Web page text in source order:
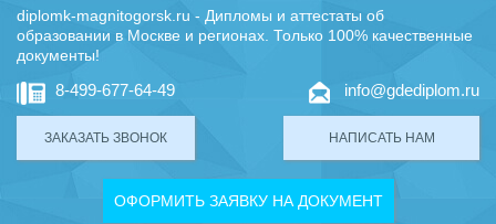
diplomk-magnitogorsk.ru - Дипломы и аттестаты об
образовании в Москве и регионах. Только 100% качественные
документы!
8-499-677-64-49
ЗАКАЗАТЬ ЗВОНОК
info@gdediplom.ru
НАПИСАТЬ НАМ
ОФОРМИТЬ ЗАЯВКУ НА ДОКУМЕНТ